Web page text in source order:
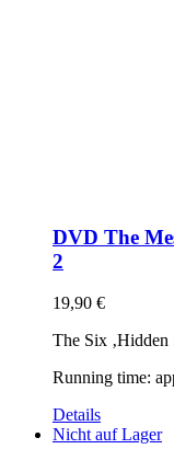
DVD The
2
19,90 €
The Six ‚Hidden
Running time:
Details
Nicht auf Lager